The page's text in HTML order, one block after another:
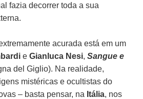
fazia decorrer toda a sua
acurada está em um
eGianluca Nesi,Sangue e
del Giglio). Na realidade,
mistéricas e ocultistas do
– basta pensar, na Itália, nos